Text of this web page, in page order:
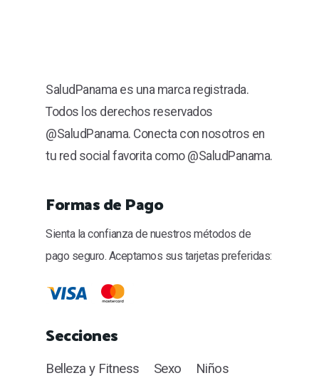
SaludPanama es una marca registrada.
Todos los derechos reservados
@SaludPanama. Conecta con nosotros en
tu red social favorita como @SaludPanama.
Formas de Pago
Sienta la confianza de nuestros métodos de
pago seguro. Aceptamos sus tarjetas preferidas:
Secciones
Belleza y Fitness Sexo
Niños